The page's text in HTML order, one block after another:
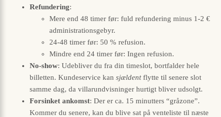
Refundering:
Mere end 48 timer før: fuld refundering minus 1-2 €
administrationsgebyr.
24-48 timer før: 50 % refusion.
Mindre end 24 timer før: Ingen refusion.
No-show: Udebliver du fra din timeslot, bortfalder hele
billetten. Kundeservice kan sjældentflytte til senere slot
samme dag, da villarundvisninger hurtigt bliver udsolgt.
Forsinket ankomst: Der er ca. 15 minutters “gråzone”.
Kommer du senere, kan du blive sat på venteliste til næste